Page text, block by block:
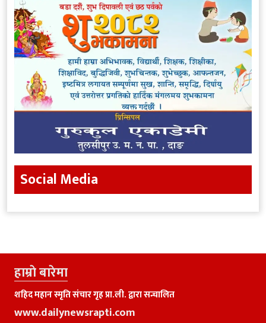
Social Media
हाम्राे बारेमा
शहिद महान स्मृति संचार गृह प्रा.ली. द्वारा सन्चालित
www.dailynewsrapti.com